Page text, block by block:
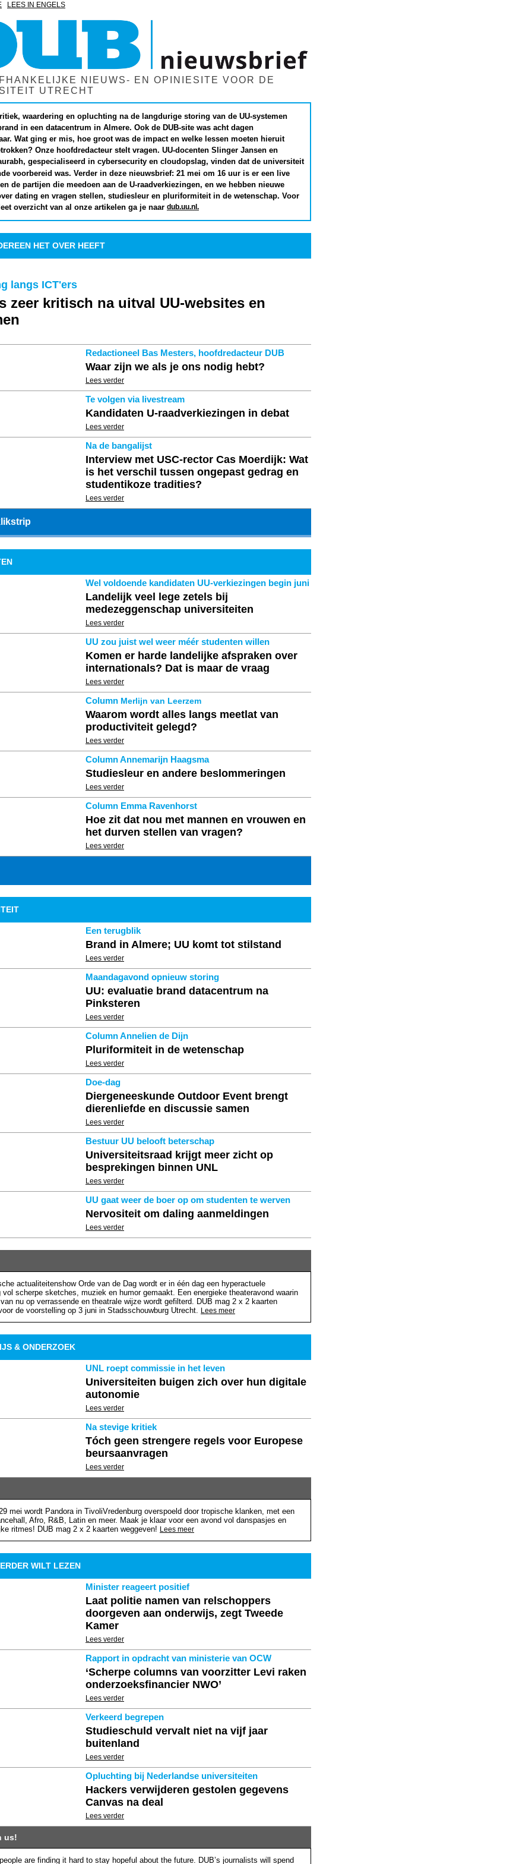
LEES IN ENGELS
NIEUWS- EN OPINIESITE VOOR DE
UTRECHT
waardering en opluchting na de langdurige storing van de UU-systemen
in een datacentrum in Almere. Ook de DUB-site was acht dagen
Wat ging er mis, hoe groot was de impact en welke lessen moeten hieruit
Onze hoofdredacteur stelt vragen. UU-docenten Slinger Jansen en
gespecialiseerd in cybersecurity en cloudopslag, vinden dat de universiteit
voorbereid was. Verder in deze nieuwsbrief: 21 mei om 16 uur is er een live
de partijen die meedoen aan de U-raadverkiezingen, en we hebben nieuwe
dating en vragen stellen, studiesleur en pluriformiteit in de wetenschap. Voor
overzicht van al onze artikelen ga je naar dub.uu.nl.
HET OVER HEEFT
langs ICT'ers
zeer kritisch na uitval UU-websites en
Redactioneel Bas Mesters, hoofdredacteur DUB
Waar zijn we als je ons nodig hebt?
Lees verder
Te volgen via livestream
Kandidaten U-raadverkiezingen in debat
Lees verder
Na de bangalijst
Interview met USC-rector Cas Moerdijk: Wat
is het verschil tussen ongepast gedrag en
studentikoze tradities?
Lees verder
Wel voldoende kandidaten UU-verkiezingen begin juni
Landelijk veel lege zetels bij
medezeggenschap universiteiten
Lees verder
UU zou juist wel weer méér studenten willen
Komen er harde landelijke afspraken over
internationals? Dat is maar de vraag
Lees verder
Column Merlijn van Leerzem
Waarom wordt alles langs meetlat van
productiviteit gelegd?
Lees verder
Column Annemarijn Haagsma
Studiesleur en andere beslommeringen
Lees verder
Column Emma Ravenhorst
Hoe zit dat nou met mannen en vrouwen en
het durven stellen van vragen?
Lees verder
Een terugblik
Brand in Almere; UU komt tot stilstand
Lees verder
Maandagavond opnieuw storing
UU: evaluatie brand datacentrum na
Pinksteren
Lees verder
Column Annelien de Dijn
Pluriformiteit in de wetenschap
Lees verder
Doe-dag
Diergeneeskunde Outdoor Event brengt
dierenliefde en discussie samen
Lees verder
Bestuur UU belooft beterschap
Universiteitsraad krijgt meer zicht op
besprekingen binnen UNL
Lees verder
UU gaat weer de boer op om studenten te werven
Nervositeit om daling aanmeldingen
Lees verder
actualiteitenshow Orde van de Dag wordt er in één dag een hyperactuele
vol scherpe sketches, muziek en humor gemaakt. Een energieke theateravond waarin
nu op verrassende en theatrale wijze wordt gefilterd. DUB mag 2 x 2 kaarten
de voorstelling op 3 juni in Stadsschouwburg Utrecht. Lees meer
& ONDERZOEK
UNL roept commissie in het leven
Universiteiten buigen zich over hun digitale
autonomie
Lees verder
Na stevige kritiek
Tóch geen strengere regels voor Europese
beursaanvragen
Lees verder
mei wordt Pandora in TivoliVredenburg overspoeld door tropische klanken, met een
Afro, R&B, Latin en meer. Maak je klaar voor een avond vol danspasjes en
ritmes! DUB mag 2 x 2 kaarten weggeven! Lees meer
WILT LEZEN
Minister reageert positief
Laat politie namen van relschoppers
doorgeven aan onderwijs, zegt Tweede
Kamer
Lees verder
Rapport in opdracht van ministerie van OCW
‘Scherpe columns van voorzitter Levi raken
onderzoeksfinancier NWO’
Lees verder
Verkeerd begrepen
Studieschuld vervalt niet na vijf jaar
buitenland
Lees verder
Opluchting bij Nederlandse universiteiten
Hackers verwijderen gestolen gegevens
Canvas na deal
Lees verder
us!
are finding it hard to stay hopeful about the future. DUB’s journalists will spend